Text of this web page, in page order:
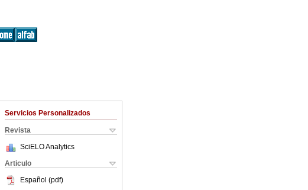
Servicios Personalizados
Revista
SciELO Analytics
Articulo
Español (pdf)